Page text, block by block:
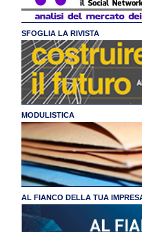
SFOGLIA LA RIVISTA
MODULISTICA
AL FIANCO DELLA TUA